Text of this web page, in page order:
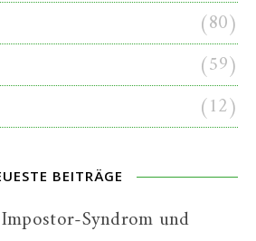
(80)
(59)
(12)
BEITRÄGE
Syndrom und